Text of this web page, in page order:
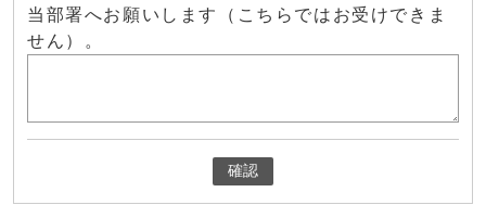
当部署へお願いします（こちらではお受けできま
せん）。
確認